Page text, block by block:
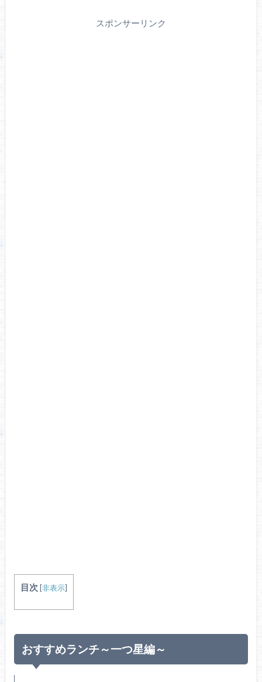
スポンサーリンク
目次 [非表示]
おすすめランチ～一つ星編～